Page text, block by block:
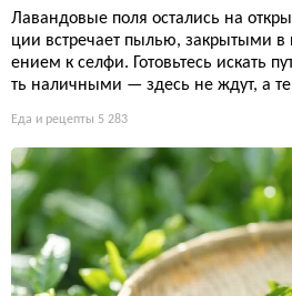
Лавандовые поля остались на
ции встречает пылью, закрытыми
ением к селфи. Готовьтесь искать
ть наличными — здесь не ждут, а
Еда и рецепты 5 283